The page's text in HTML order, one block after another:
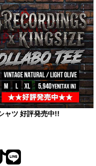
ャツ 好評発売中!!